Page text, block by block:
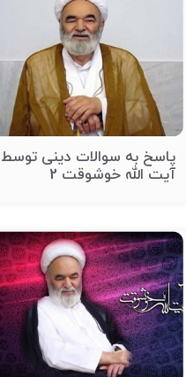
پاسخ به سوالات دینی توسط
آیت الله خوشوقت 2